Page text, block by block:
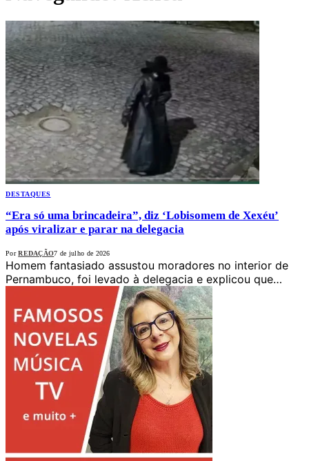
DESTAQUES
“Era só uma brincadeira”, diz ‘Lobisomem de Xexéu’
após viralizar e parar na delegacia
Por REDAÇÃO7 de julho de 2026
Homem fantasiado assustou moradores no interior de
Pernambuco, foi levado à delegacia e explicou que…